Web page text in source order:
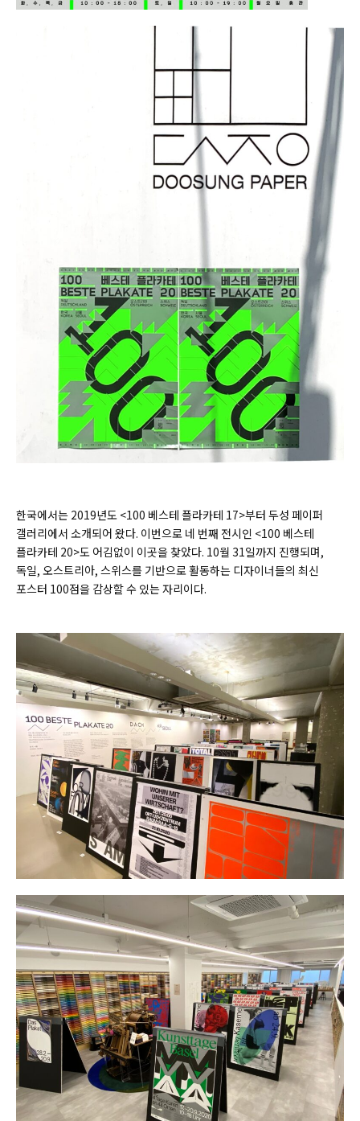
한국에서는 2019년도 <100 베스테 플라카테 17>부터 두성 페이퍼
갤러리에서 소개되어 왔다. 이번으로 네 번째 전시인 <100 베스테
플라카테 20>도 어김없이 이곳을 찾았다. 10월 31일까지 진행되며,
독일, 오스트리아, 스위스를 기반으로 활동하는 디자이너들의 최신
포스터 100점을 감상할 수 있는 자리이다.